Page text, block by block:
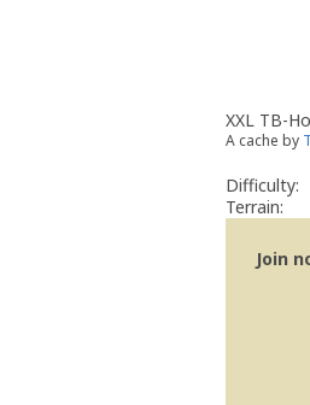
XXL TB-
A cache by
Difficulty:
Terrain:
Join